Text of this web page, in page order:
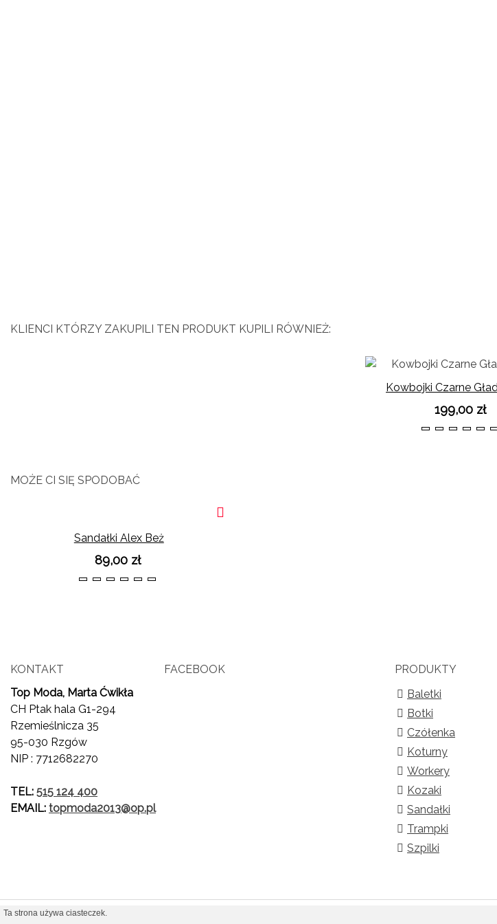
KLIENCI KTÓRZY ZAKUPILI TEN PRODUKT KUPILI RÓWNIEŻ:
Kowbojki Czarne
199,00 zł
3637383940
MOŻE CI SIĘ SPODOBAĆ
Sandałki Alex Beż
89,00 zł
KONTAKT
Top Moda, Marta Ćwikła
CH Ptak hala G1-294
Rzemieślnicza 35
95-030 Rzgów
NIP : 7712682270
TEL: 515 124 400
EMAIL: topmoda2013@op.pl
FACEBOOK
PRODUKTY
Baletki
Botki
Czółenka
Koturny
Workery
Kozaki
Sandałki
Trampki
Szpilki
Ta strona używa ciasteczek.